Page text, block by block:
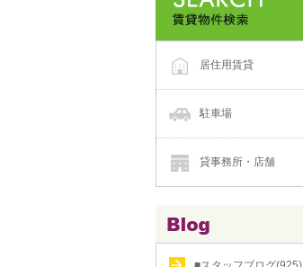
居住用賃貸
駐車場
貸事務所・店舗